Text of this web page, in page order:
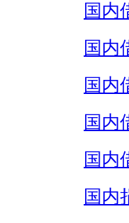
国内
国内
国内
国内
国内
国内